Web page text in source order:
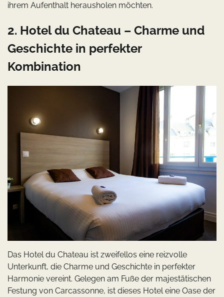
ihrem Aufenthalt herausholen möchten.
2. Hotel du Chateau – Charme und
Geschichte in perfekter
Kombination
Das Hotel du Chateau ist zweifellos eine reizvolle
Unterkunft, die Charme und Geschichte in perfekter
Harmonie vereint. Gelegen am Fuße der majestätischen
Festung von Carcassonne, ist dieses Hotel eine Oase der